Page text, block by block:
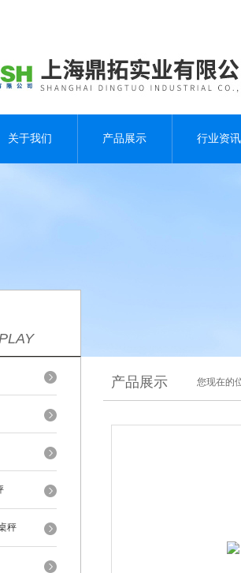
关于我们 产品展示 行业资讯
秤
产品展示 您现在的